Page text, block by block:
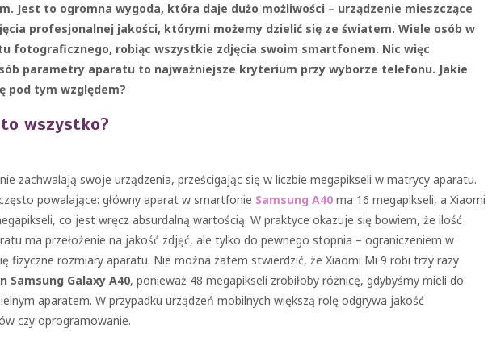
Jest to ogromna wygoda, która daje dużo możliwości – urządzenie mieszczące
profesjonalnej jakości, którymi możemy dzielić się ze światem. Wiele osób w
fotograficznego, robiąc wszystkie zdjęcia swoim smartfonem. Nic więc
parametry aparatu to najważniejsze kryterium przy wyborze telefonu. Jakie
pod tym względem?
wszystko?
zachwalają swoje urządzenia, prześcigając się w liczbie megapikseli w matrycy aparatu.
powalające: główny aparat w smartfonie Samsung A40 ma 16 megapikseli, a Xiaomi
co jest wręcz absurdalną wartością. W praktyce okazuje się bowiem, że ilość
ma przełożenie na jakość zdjęć, ale tylko do pewnego stopnia – ograniczeniem w
fizyczne rozmiary aparatu. Nie można zatem stwierdzić, że Xiaomi Mi 9 robi trzy razy
Samsung Galaxy A40, ponieważ 48 megapikseli zrobiłoby różnicę, gdybyśmy mieli do
aparatem. W przypadku urządzeń mobilnych większą rolę odgrywa jakość
czy oprogramowanie.